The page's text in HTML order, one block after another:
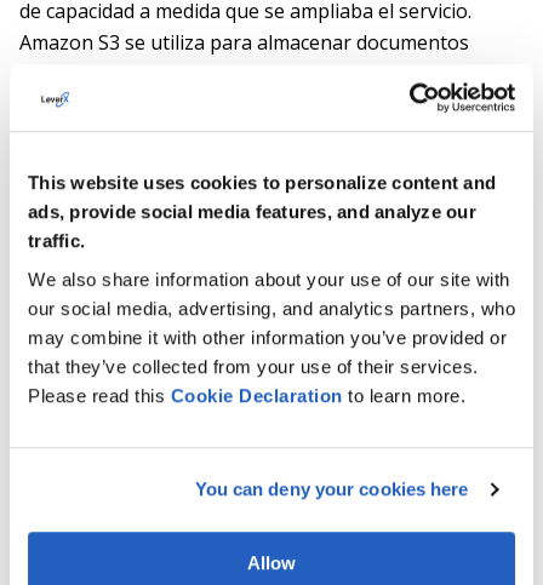
This website uses cookies to personalize content and
ads, provide social media features, and analyze our
traffic.
We also share information about your use of our site with
our social media, advertising, and analytics partners, who
may combine it with other information you’ve provided or
that they’ve collected from your use of their services.
Please read this Cookie Declaration to learn more.
You can deny your cookies here
Allow
de capacidad a medida que se ampliaba el servicio.
Amazon S3 se utiliza para almacenar documentos
disponibilidad fiable, con protección de datos
gestionada a nivel de infraestructura.
Desarrollo back-end: Python
El back-end se implementó en Python para mantener la
lógica del sistema sencilla y adaptable a medida que
evolucionaban los requisitos. Esta elección facilitó el
procesamiento de solicitudes, la generación de
documentos y las integraciones sin añadir complejidad
innecesaria al flujo de trabajo.
Desarrollo front-end: JavaScript, React
La interfaz de usuario se diseñó para facilitar a los
clientes el trabajo diario con la plataforma. JavaScript y
React se utilizaron para soportar diseños responsivos